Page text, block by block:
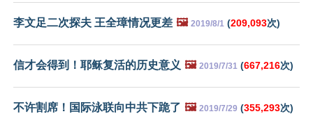
李文足二次探夫 王全璋情况更差 🖼️ 2019/8/1 (209,093次)
信才会得到！耶稣复活的历史意义 🖼️ 2019/7/31 (667,216次)
不许割席！国际泳联向中共下跪了 🖼️ 2019/7/29 (355,293次)